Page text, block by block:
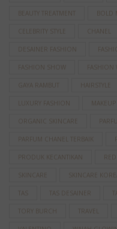
BEAUTY TREATMENT BOLD
CELEBRITY STYLE CHANEL
DESAINER FASHION
FASHION SHOW FASHION
GAYA RAMBUT HAIRSTYLE
LUXURY FASHION MAKEUP
ORGANIC SKINCARE
PARFUM CHANEL TERBAIK
PRODUK KECANTIKAN
SKINCARE SKINCARE
TAS TAS DESAINER
TORY BURCH TRAVEL